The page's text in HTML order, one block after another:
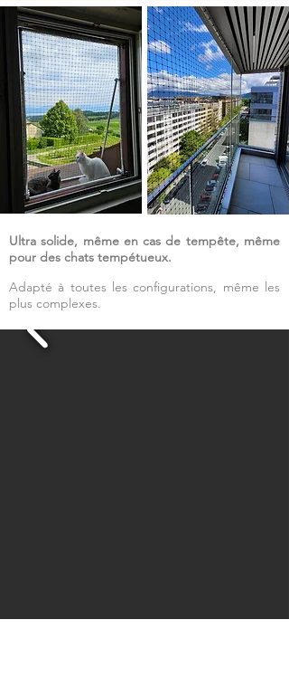
Ultra solide, même en cas de tempête, même
pour des chats tempétueux.
Adapté à toutes les configurations, même les
plus complexes.